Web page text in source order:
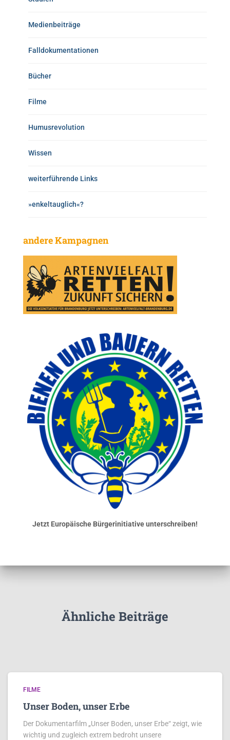
Medienbeiträge
Falldokumentationen
Bücher
Filme
Humusrevolution
Wissen
weiterführende Links
»enkeltauglich«?
andere Kampagnen
Jetzt Europäische Bürgerinitiative unterschreiben!
Ähnliche Beiträge
FILME
Unser Boden, unser Erbe
Der Dokumentarfilm „Unser Boden, unser Erbe“ zeigt, wie
wichtig und zugleich extrem bedroht unsere